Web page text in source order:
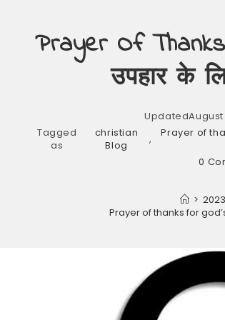
Prayer Of
उपहार के
Updated
Tagged
as
christian
Blog
,
Prayer of
0
> 2023
Prayer of thanks for